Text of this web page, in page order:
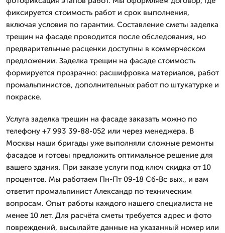
фиксируется стоимость работ и срок выполнения,
включая условия по гарантии. Составление сметы заделка
трещин на фасаде проводится после обследования, но
предварительные расценки доступны в коммерческом
предложении. Заделка трещин на фасаде стоимость
формируется прозрачно: расшифровка материалов, работ
промальпинистов, дополнительных работ по штукатурке и
покраске.
Услуга заделка трещин на фасаде заказать можно по
телефону +7 993 39-88-052 или через менеджера. В
Москвы наши бригады уже выполняли сложные ремонты
фасадов и готовы предложить оптимальное решение для
вашего здания. При заказе услуги под ключ скидка от 10
процентов. Мы работаем Пн-Пт 09-18 Сб-Вс вых., и вам
ответит промальпинист Александр по техническим
вопросам. Опыт работы каждого нашего специалиста не
менее 10 лет. Для расчёта сметы требуется адрес и фото
повреждений, высылайте данные на указанный номер или